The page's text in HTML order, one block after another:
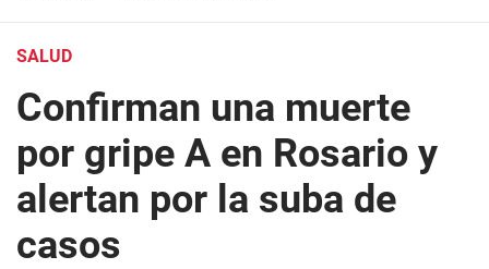
SALUD
Confirman una muerte
por gripe A en Rosario y
alertan por la suba de
casos